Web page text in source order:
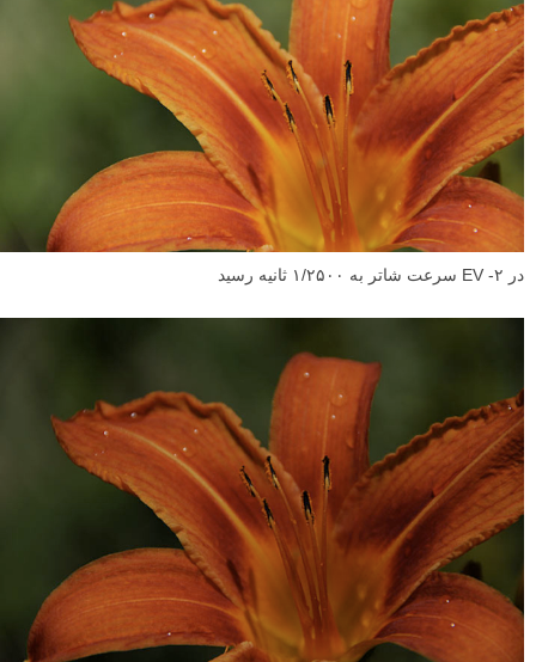
در ۲- EV سرعت شاتر به ۱/۲۵۰۰ ثانیه رسید